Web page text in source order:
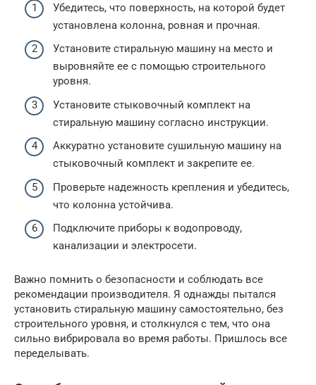
Убедитесь, что поверхность, на которой будет
установлена колонна, ровная и прочная.
Установите стиральную машину на место и
выровняйте ее с помощью строительного
уровня.
Установите стыковочный комплект на
стиральную машину согласно инструкции.
Аккуратно установите сушильную машину на
стыковочный комплект и закрепите ее.
Проверьте надежность крепления и убедитесь,
что колонна устойчива.
Подключите приборы к водопроводу,
канализации и электросети.
Важно помнить о безопасности и соблюдать все
рекомендации производителя. Я однажды пытался
установить стиральную машину самостоятельно, без
строительного уровня, и столкнулся с тем, что она
сильно вибрировала во время работы. Пришлось все
переделывать.